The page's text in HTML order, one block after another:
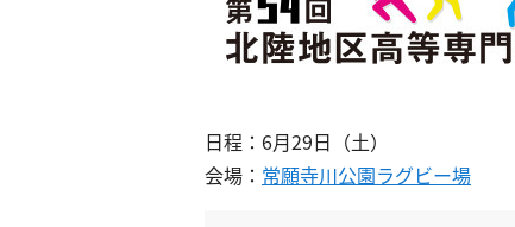
日程：6月29日（土）
会場： 常願寺川公園ラグビー場